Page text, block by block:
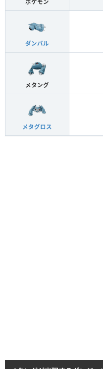
ポケモン
ダンバル
メタング
メタグロス